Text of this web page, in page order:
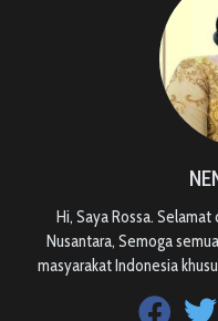
Hi, Saya Rossa.
Nusantara, Semoga
masyarakat Indonesia